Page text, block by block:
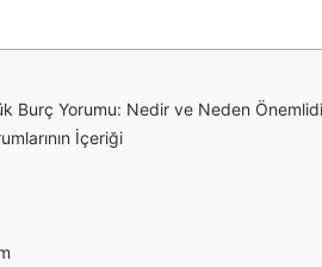
Burç Yorumu: Nedir ve Neden
İçeriği